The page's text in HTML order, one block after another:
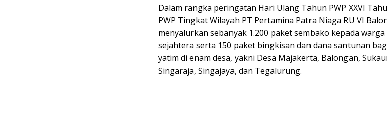
Dalam rangka peringatan Hari Ulang Tahun PWP XXVI
PWP Tingkat Wilayah PT Pertamina Patra Niaga RU VI
menyalurkan sebanyak 1.200 paket sembako kepada
sejahtera serta 150 paket bingkisan dan dana santunan
yatim di enam desa, yakni Desa Majakerta, Balongan,
Singaraja, Singajaya, dan Tegalurung.